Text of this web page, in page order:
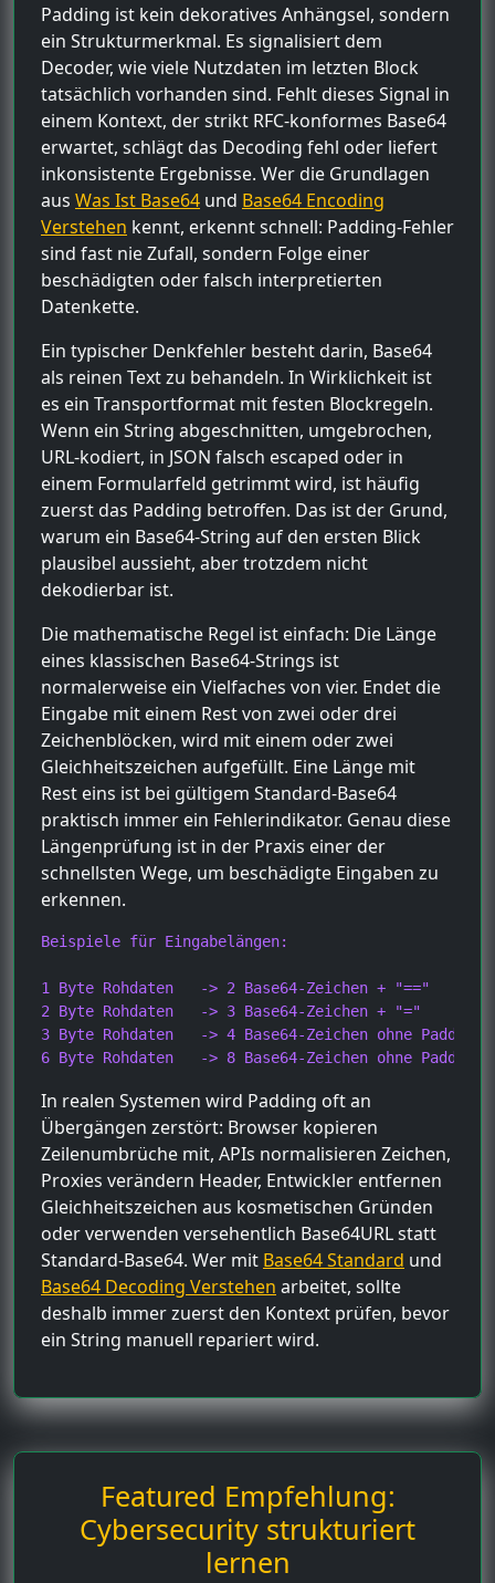
Padding ist kein dekoratives Anhängsel, sondern
ein Strukturmerkmal. Es signalisiert dem
Decoder, wie viele Nutzdaten im letzten Block
tatsächlich vorhanden sind. Fehlt dieses Signal in
einem Kontext, der strikt RFC-konformes Base64
erwartet, schlägt das Decoding fehl oder liefert
inkonsistente Ergebnisse. Wer die Grundlagen
aus Was Ist Base64 und Base64 Encoding
Verstehen kennt, erkennt schnell: Padding-Fehler
sind fast nie Zufall, sondern Folge einer
beschädigten oder falsch interpretierten
Datenkette.
Ein typischer Denkfehler besteht darin, Base64
als reinen Text zu behandeln. In Wirklichkeit ist
es ein Transportformat mit festen Blockregeln.
Wenn ein String abgeschnitten, umgebrochen,
URL-kodiert, in JSON falsch escaped oder in
einem Formularfeld getrimmt wird, ist häufig
zuerst das Padding betroffen. Das ist der Grund,
warum ein Base64-String auf den ersten Blick
plausibel aussieht, aber trotzdem nicht
dekodierbar ist.
Die mathematische Regel ist einfach: Die Länge
eines klassischen Base64-Strings ist
normalerweise ein Vielfaches von vier. Endet die
Eingabe mit einem Rest von zwei oder drei
Zeichenblöcken, wird mit einem oder zwei
Gleichheitszeichen aufgefüllt. Eine Länge mit
Rest eins ist bei gültigem Standard-Base64
praktisch immer ein Fehlerindikator. Genau diese
Längenprüfung ist in der Praxis einer der
schnellsten Wege, um beschädigte Eingaben zu
erkennen.
Beispiele für Eingabelängen:
1 Byte Rohdaten   -> 2 Base64-Zeichen + "=="
2 Byte Rohdaten   -> 3 Base64-Zeichen + "="
3 Byte Rohdaten   -> 4 Base64-Zeichen ohne Padding
6 Byte Rohdaten   -> 8 Base64-Zeichen ohne Padding
In realen Systemen wird Padding oft an
Übergängen zerstört: Browser kopieren
Zeilenumbrüche mit, APIs normalisieren Zeichen,
Proxies verändern Header, Entwickler entfernen
Gleichheitszeichen aus kosmetischen Gründen
oder verwenden versehentlich Base64URL statt
Standard-Base64. Wer mit Base64 Standard und
Base64 Decoding Verstehen arbeitet, sollte
deshalb immer zuerst den Kontext prüfen, bevor
ein String manuell repariert wird.
Featured Empfehlung:
Cybersecurity strukturiert
lernen